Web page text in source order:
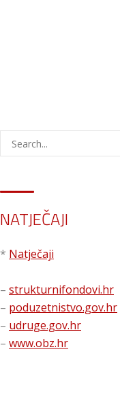
NATJEČAJI
* Natječaji
– strukturnifondovi.hr
– poduzetnistvo.gov.hr
– udruge.gov.hr
– www.obz.hr